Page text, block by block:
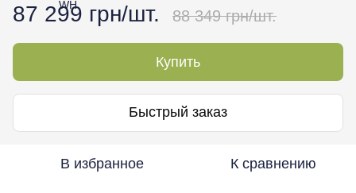
87 299 грн/шт. 88 349 грн/шт.
Купить
Быстрый заказ
В избранное К сравнению